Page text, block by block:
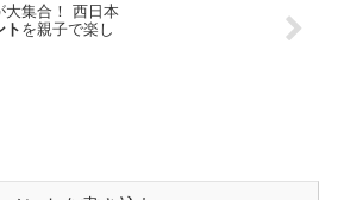
大集合！ 西日本
ト を親子で楽し